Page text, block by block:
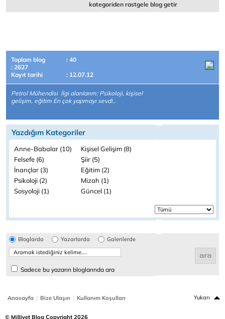
kategoriden rastgele blog getir
Toplam blog
: 40
: 2627
Kayıt tarihi
: 12.07.12
Petrol Mühendisi İlgi alanlarım: Psikoloji, kişisel
gelişim, eğitim En çok yapmayı sevdi..
Yazdığım Kategoriler
Anne-Babalar (10)
Kişisel Gelişim (8)
Felsefe (6)
Şiir (5)
İnançlar (3)
Eğitim (2)
Psikoloji (2)
Mizah (1)
Sosyoloji (1)
Güncel (1)
Bloglarda Yazarlarda Galerilerde
Sadece bu yazarın bloglarında ara
Anasayfa | Bize Ulaşın | Kullanım Koşulları Yukarı
© Milliyet Blog Copyright 2026